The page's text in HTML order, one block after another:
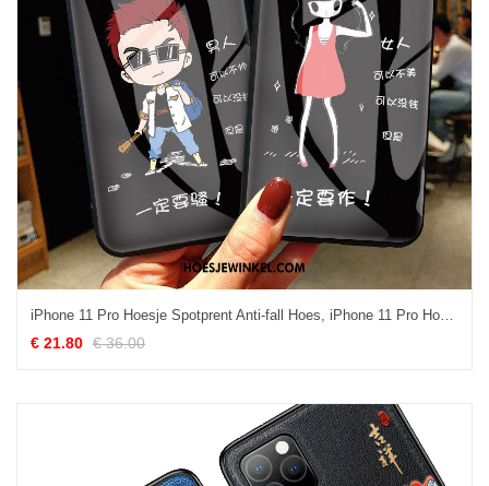
iPhone 11 Pro Hoesje Spotprent Anti-fall Hoes, iPhone 11 Pro Hoesje Glas Mobiele Telefoon
€ 21.80 € 36.00